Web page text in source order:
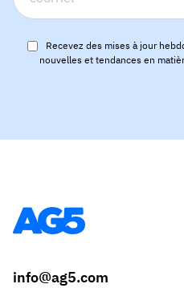
Recevez des mises à jour
nouvelles et tendances en
info@ag5.com